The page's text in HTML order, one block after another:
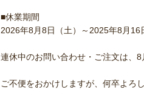
■休業期間
2026年8月8日（土）～2025年8月16
連休中のお問い合わせ・ご注文は、
ご不便をおかけしますが、何卒よろ